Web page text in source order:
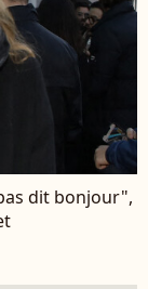
dit bonjour",